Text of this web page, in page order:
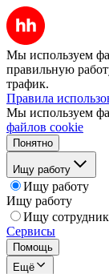
Мы используем
правильную
трафик.
Правила
Мы используем
файлов cookie
Понятно
Ищу работу
Ищу работу
Ищу работу
Ищу
Сервисы
Помощь
Ещё